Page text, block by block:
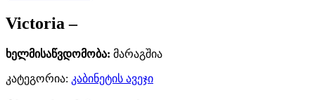
Victoria –
ხელმისაწვდომობა: მარაგშია
კატეგორია: კაბინეტის ავეჯი